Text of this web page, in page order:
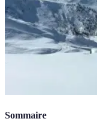
Sommaire